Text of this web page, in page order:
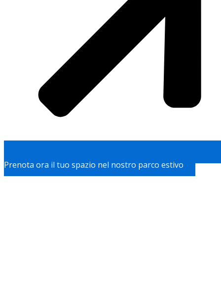
Prenota ora il tuo spazio nel nostro parco estivo